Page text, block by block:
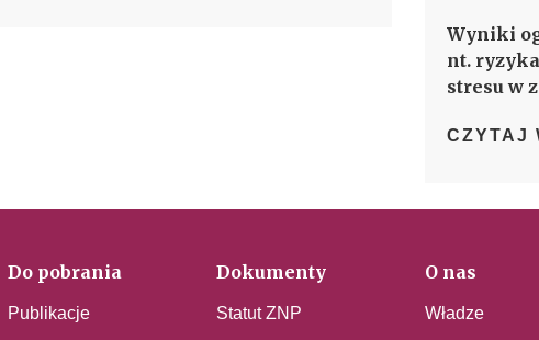
Wyniki
nt.
stresu w
CZYTAJ
Do pobrania
Publikacje
Dokumenty
Statut ZNP
O nas
Władze